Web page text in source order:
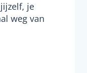
je
weg van